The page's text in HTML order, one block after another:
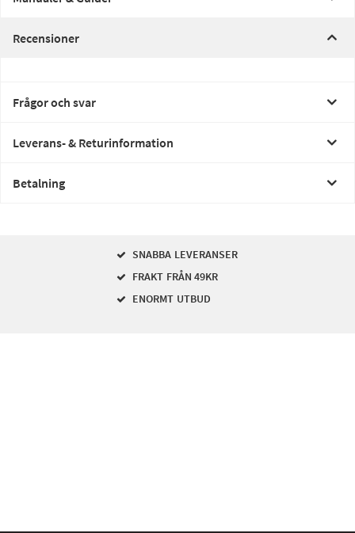
Recensioner
Frågor och svar
Leverans- & Returinformation
Betalning
SNABBA LEVERANSER
FRAKT FRÅN 49KR
ENORMT UTBUD